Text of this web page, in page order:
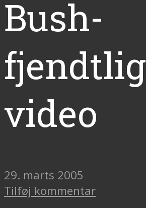
Bush-
fjendtlig
video
29. marts 2005
Tilføj kommentar